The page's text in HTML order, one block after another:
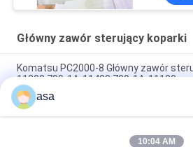
Główny zawór sterujący koparki
Komatsu PC2000-8 Główny zawór
11300 709-1A-11400 709-1A-11100
PC160LC-7 PC160-7 Wynęgarka z
Komatsu, 723-57-16100 Główne
asa
10:04 AM